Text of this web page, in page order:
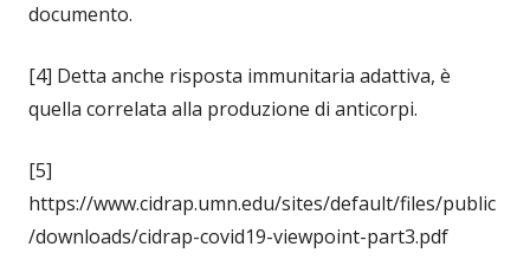
documento.
[4] Detta anche risposta immunitaria adattiva, è
quella correlata alla produzione di anticorpi.
[5]
https://www.cidrap.umn.edu/sites/default/files/public
/downloads/cidrap-covid19-viewpoint-part3.pdf